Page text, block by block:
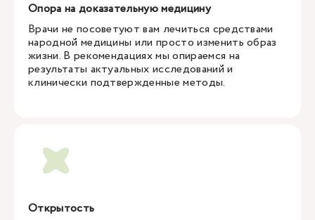
Опора на доказательную медицину
Врачи не посоветуют вам лечиться средствами
народной медицины или просто изменить образ
жизни. В рекомендациях мы опираемся на
результаты актуальных исследований и
клинически подтвержденные методы.
Открытость